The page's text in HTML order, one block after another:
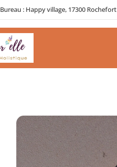
Bureau : Happy village, 17300 Rochefort